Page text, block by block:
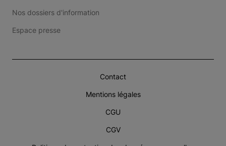
Nos dossiers d'information
Espace presse
Contact
Mentions légales
CGU
CGV